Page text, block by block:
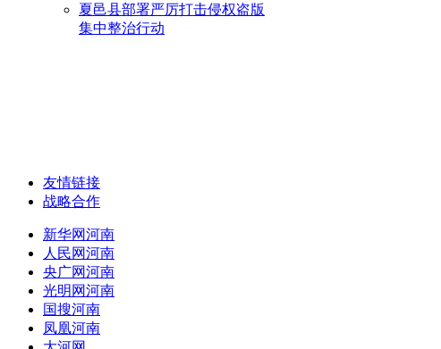
夏邑县部署严厉打击侵权盗版
集中整治行动
友情链接
战略合作
新华网河南
人民网河南
央广网河南
光明网河南
国搜河南
凤凰河南